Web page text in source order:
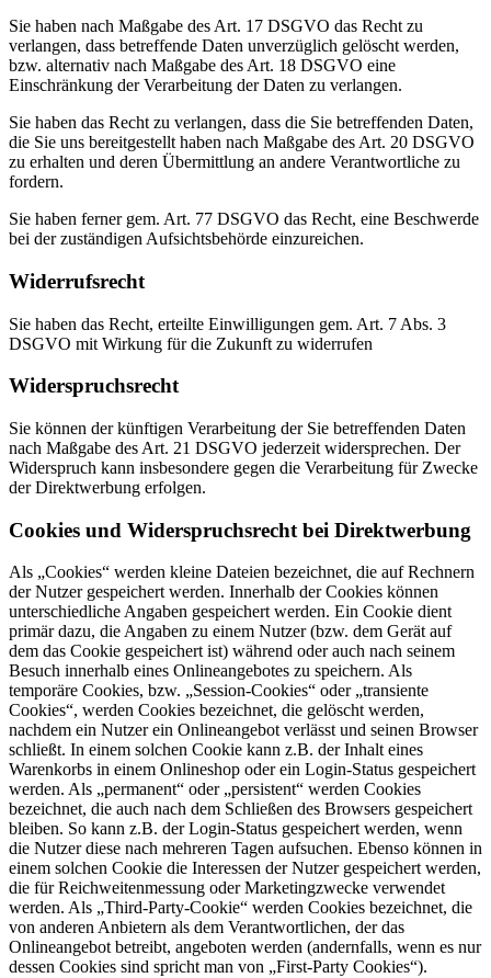
Sie haben nach Maßgabe des Art. 17 DSGVO das Recht zu
verlangen, dass betreffende Daten unverzüglich gelöscht werden,
bzw. alternativ nach Maßgabe des Art. 18 DSGVO eine
Einschränkung der Verarbeitung der Daten zu verlangen.
Sie haben das Recht zu verlangen, dass die Sie betreffenden Daten,
die Sie uns bereitgestellt haben nach Maßgabe des Art. 20 DSGVO
zu erhalten und deren Übermittlung an andere Verantwortliche zu
fordern.
Sie haben ferner gem. Art. 77 DSGVO das Recht, eine Beschwerde
bei der zuständigen Aufsichtsbehörde einzureichen.
Widerrufsrecht
Sie haben das Recht, erteilte Einwilligungen gem. Art. 7 Abs. 3
DSGVO mit Wirkung für die Zukunft zu widerrufen
Widerspruchsrecht
Sie können der künftigen Verarbeitung der Sie betreffenden Daten
nach Maßgabe des Art. 21 DSGVO jederzeit widersprechen. Der
Widerspruch kann insbesondere gegen die Verarbeitung für Zwecke
der Direktwerbung erfolgen.
Cookies und Widerspruchsrecht bei Direktwerbung
Als „Cookies“ werden kleine Dateien bezeichnet, die auf Rechnern
der Nutzer gespeichert werden. Innerhalb der Cookies können
unterschiedliche Angaben gespeichert werden. Ein Cookie dient
primär dazu, die Angaben zu einem Nutzer (bzw. dem Gerät auf
dem das Cookie gespeichert ist) während oder auch nach seinem
Besuch innerhalb eines Onlineangebotes zu speichern. Als
temporäre Cookies, bzw. „Session-Cookies“ oder „transiente
Cookies“, werden Cookies bezeichnet, die gelöscht werden,
nachdem ein Nutzer ein Onlineangebot verlässt und seinen Browser
schließt. In einem solchen Cookie kann z.B. der Inhalt eines
Warenkorbs in einem Onlineshop oder ein Login-Status gespeichert
werden. Als „permanent“ oder „persistent“ werden Cookies
bezeichnet, die auch nach dem Schließen des Browsers gespeichert
bleiben. So kann z.B. der Login-Status gespeichert werden, wenn
die Nutzer diese nach mehreren Tagen aufsuchen. Ebenso können in
einem solchen Cookie die Interessen der Nutzer gespeichert werden,
die für Reichweitenmessung oder Marketingzwecke verwendet
werden. Als „Third-Party-Cookie“ werden Cookies bezeichnet, die
von anderen Anbietern als dem Verantwortlichen, der das
Onlineangebot betreibt, angeboten werden (andernfalls, wenn es nur
dessen Cookies sind spricht man von „First-Party Cookies“).